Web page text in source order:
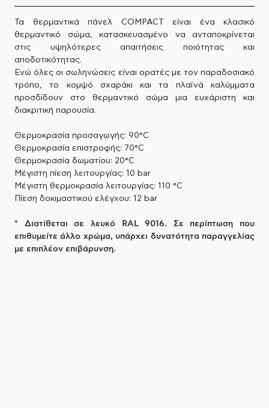
Τα θερμαντικά πάνελ COMPACT είναι ένα κλασικό
θερμαντικό σώμα, κατασκευασμένο να ανταποκρίνεται
στις υψηλότερες απαιτήσεις ποιότητας και
αποδοτικότητας.
Ενώ όλες οι σωληνώσεις είναι ορατές με τον παραδοσιακό
τρόπο, το κομψό σχαράκι και τα πλαϊνά καλύμματα
προσδίδουν στο θερμαντικό σώμα μια ευχάριστη και
διακριτική παρουσία.
Θερμοκρασία προσαγωγής: 90°C
Θερμοκρασία επιστροφής: 70°C
Θερμοκρασία δωματίου: 20°C
Μέγιστη πίεση λειτουργίας: 10 bar
Μέγιστη θερμοκρασία λειτουργίας: 110 °C
Πίεση δοκιμαστικού ελέγχου: 12 bar
* Διατίθεται σε λευκό RAL 9016. Σε περίπτωση που
επιθυμείτε άλλο χρώμα, υπάρχει δυνατότητα παραγγελίας
με επιπλέον επιβάρυνση.